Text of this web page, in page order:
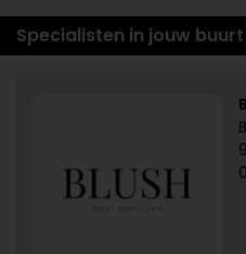
Specialisten in jouw buurt